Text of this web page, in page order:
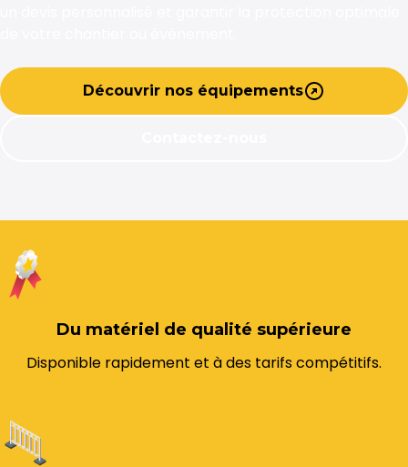
Découvrir nos équipements
Du matériel de qualité supérieure
Disponible rapidement et à des tarifs compétitifs.